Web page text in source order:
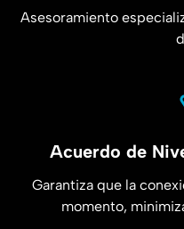
Asesoramiento
Acuerdo de
Garantiza que la
momento,